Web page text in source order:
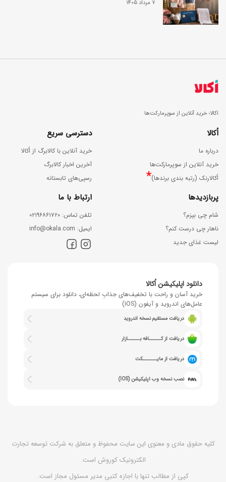
7 مرداد 1405
اکالا؛ خرید آنلاین از سوپرمارکت‌ها
اُکالا
درباره ما
خرید آنلاین از سوپرمارکت‌ها
اُکالارنک (رتبه بندی برندها)*
دسترسی سریع
خرید آنلاین با کالابرگ از اُکالا
آخرین اخبار کالابرگ
رسپی‌های تابستانه
پربازدیدها
شام چی بپزم؟
ناهار چی درست کنم؟
لیست غذای جدید
ارتباط با ما
ﺗﻠﻔﻦ ﺗﻤﺎس: ۰۲۱۹۶۸۶۱۷۲۰
اﯾﻤﯿﻞ: info@okala.com
دانلود اپلیکیشن اُکالا
خرید آسان و راحت با تخفیف‌های جذابِ لحظه‌ای، دانلود برای سیستم
عامل‌های اندروید و آیفون (iOS)
دریافت مستقیم نسخه اندروید
دریافت از کــــــافه بــــــازار
دریافت از مایـــــــکت
نصب نسخه وب اپلیکیشن (IOS)
کلیه حقوق مادی و معنوی این سایت محفوظ و متعلق به شرکت توسعه تجارت
الکترونیک کوروش است.
کپی از مطالب تنها با اجازه کتبی مدیر مسئول مجاز است.